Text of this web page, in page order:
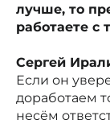
лучше, то
работаете с
Сергей
Если он
доработаем
несём